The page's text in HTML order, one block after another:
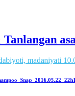
madaniyati